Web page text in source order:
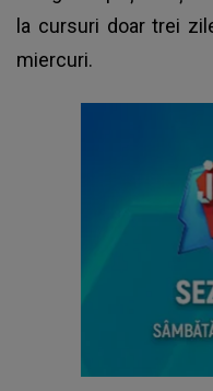
la cursuri doar trei
miercuri.